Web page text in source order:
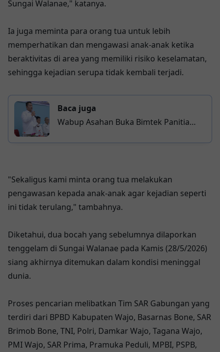
Sungai Walanae," katanya.
Ia juga meminta para orang tua untuk lebih
memperhatikan dan mengawasi anak-anak ketika
beraktivitas di area yang memiliki risiko keselamatan,
sehingga kejadian serupa tidak kembali terjadi.
Baca juga
Wabup Asahan Buka Bimtek Panitia
"Sekaligus kami minta orang tua melakukan
pengawasan kepada anak-anak agar kejadian seperti
ini tidak terulang," tambahnya.
Diketahui, dua bocah yang sebelumnya dilaporkan
tenggelam di Sungai Walanae pada Kamis (28/5/2026)
siang akhirnya ditemukan dalam kondisi meninggal
dunia.
Proses pencarian melibatkan Tim SAR Gabungan yang
terdiri dari BPBD Kabupaten Wajo, Basarnas Bone, SAR
Brimob Bone, TNI, Polri, Damkar Wajo, Tagana Wajo,
PMI Wajo, SAR Prima, Pramuka Peduli, MPBI, PSPB,